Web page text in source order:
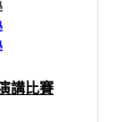
講比賽